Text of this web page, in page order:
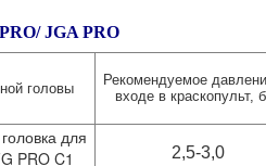
JGA PRO
головы
Рекомендуемое
входе в краскопульт,
2,5-3,0